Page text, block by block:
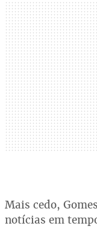
Mais cedo,
notícias em